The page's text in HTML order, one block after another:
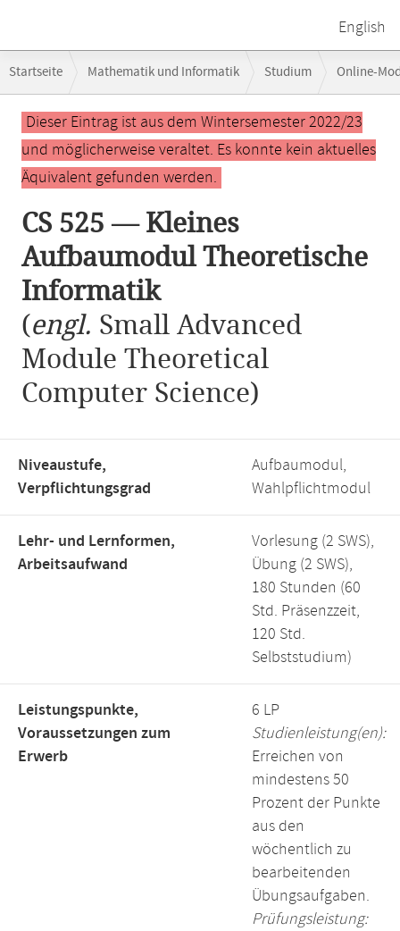
English
Navigation
Startseite Mathematik und Informatik Studium Online-
CS 525 — Kleines Aufbaumodul Theoretische Informatik
Hauptinhalt
Dieser Eintrag ist aus dem Wintersemester 2022/23
und möglicherweise veraltet. Es konnte kein aktuelles
Äquivalent gefunden werden.
CS 525 — Kleines
Aufbaumodul Theoretische
Informatik
(engl. Small Advanced
Module Theoretical
Computer Science)
Niveaustufe,
Verpflichtungsgrad
Aufbaumodul,
Wahlpflichtmodul
Lehr- und Lernformen,
Arbeitsaufwand
Vorlesung (2 SWS),
Übung (2 SWS),
180 Stunden (60
Std. Präsenzzeit,
120 Std.
Selbststudium)
Leistungspunkte,
Voraussetzungen zum
Erwerb
6 LP
Studienleistung(en):
Erreichen von
mindestens 50
Prozent der Punkte
aus den
wöchentlich zu
bearbeitenden
Übungsaufgaben.
Prüfungsleistung: